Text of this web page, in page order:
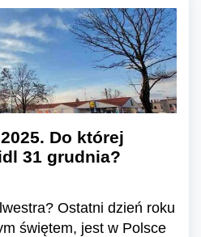
Do której
31 grudnia?
Ostatni dzień roku
świętem, jest w Polsce